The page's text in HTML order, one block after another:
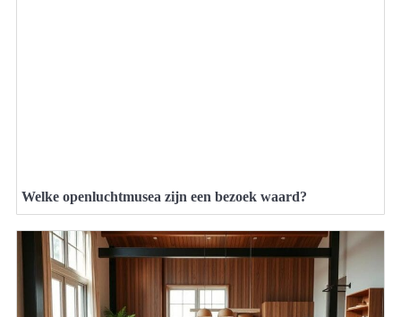
Welke openluchtmusea zijn een bezoek waard?